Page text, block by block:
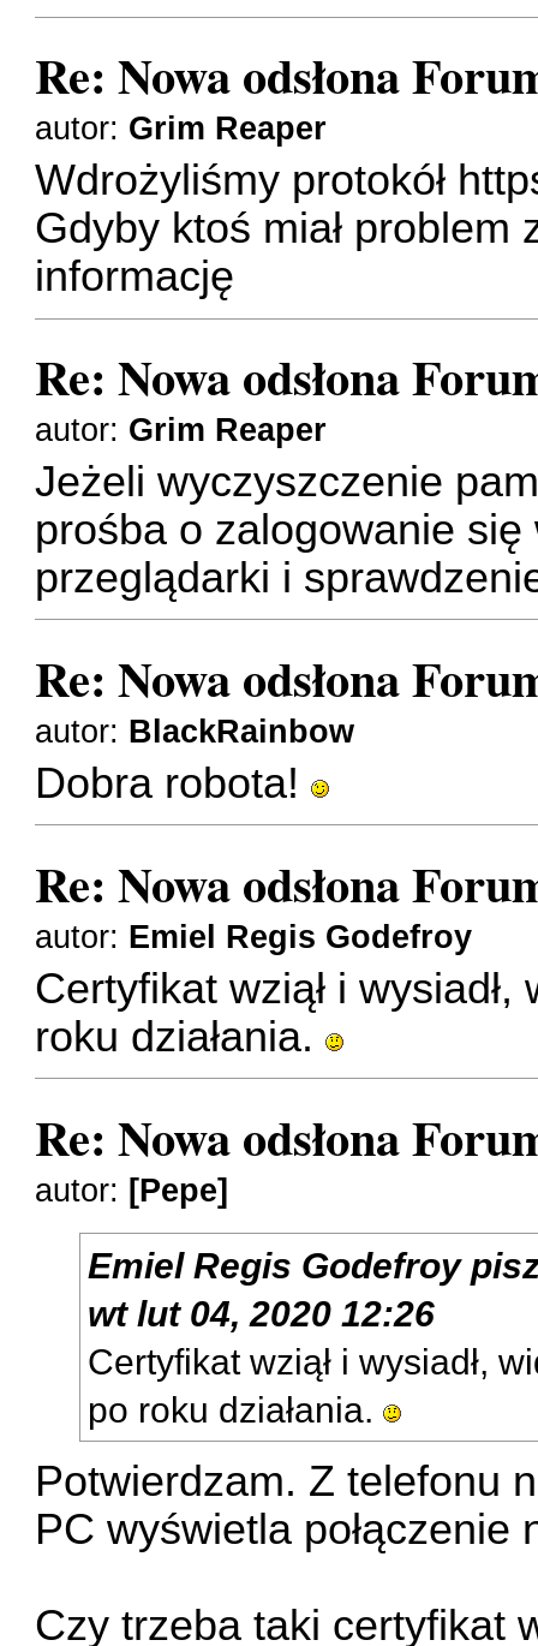
Re: Nowa odsłona
autor: Grim Reaper
Wdrożyliśmy protokół
Gdyby ktoś miał problem
informację
Re: Nowa odsłona
autor: Grim Reaper
Jeżeli wyczyszczenie
prośba o zalogowanie
przeglądarki i
Re: Nowa odsłona
autor: BlackRainbow
Dobra robota!
Re: Nowa odsłona
autor: Emiel Regis Godefroy
Certyfikat wziął i
roku działania.
Re: Nowa odsłona
autor: [Pepe]
Emiel Regis Godefroy
wt lut 04, 2020 12:26
Certyfikat wziął i wysiadł,
po roku działania.
Potwierdzam. Z telefonu
PC wyświetla połączenie
Czy trzeba taki certyfikat